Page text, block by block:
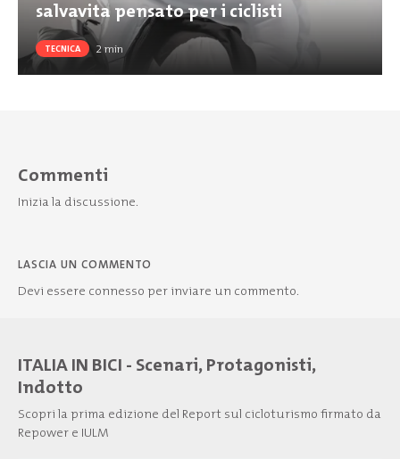
salvavita pensato per i ciclisti
TECNICA 2min
Commenti
Inizia la discussione.
LASCIA UN COMMENTO
Devi essere connesso per inviare un commento.
ITALIA IN BICI - Scenari, Protagonisti,
Indotto
Scopri la prima edizione del Report sul cicloturismo firmato da
Repower e IULM